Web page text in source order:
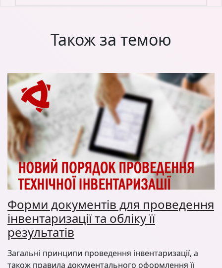
Також за темою
Форми документів для проведення
інвентаризації та обліку її
результатів
Загальні принципи проведення інвентаризації, а
також правила документального оформлення її